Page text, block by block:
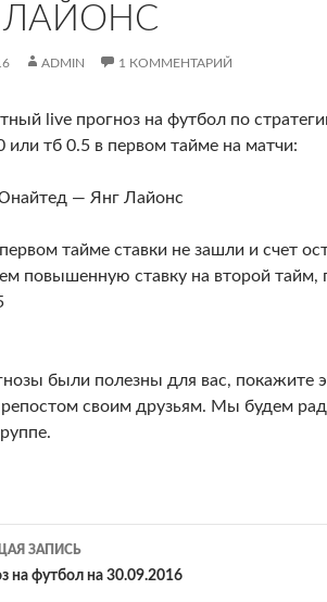
ЛАЙОНС
ADMIN 1 КОММЕНТАРИЙ
live прогноз на футбол по
или тб 0.5 в первом тайме на матчи:
— Янг Лайонс
тайме ставки не зашли и счет
повышенную ставку на второй тайм,
были полезны для вас, покажите
своим друзьям. Мы будем
ЗАПИСЬ
на футбол на 30.09.2016